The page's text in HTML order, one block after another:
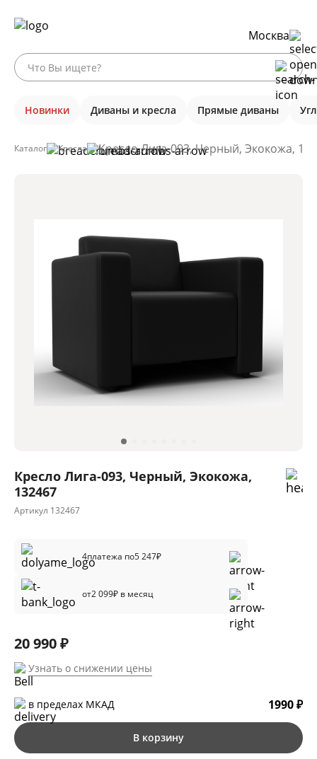
Москва
Новинки Диваны и кресла Прямые диваны
Каталог Кресла Кресло Лига-093, Черный, Экокожа,
Кресло Лига-093, Черный, Экокожа,
132467
Артикул 132467
4платежа по5 247₽
от2 099₽ в месяц
20 990 ₽
Узнать о снижении цены
в пределах МКАД 1990 ₽
В корзину